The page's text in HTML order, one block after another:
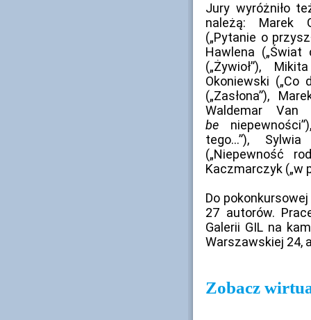
Jury wyróżniło
należą: Marek
(„Pytanie o
Hawlena („Świat
(„Żywioł”),
Okoniewski („Co
(„Zasłona”),
Waldemar
be
tego…”),
(„Niepewność
Kaczmarczyk („w
Do
27 autorów.
Galerii GIL na
Warszawskiej 24,
Zobacz